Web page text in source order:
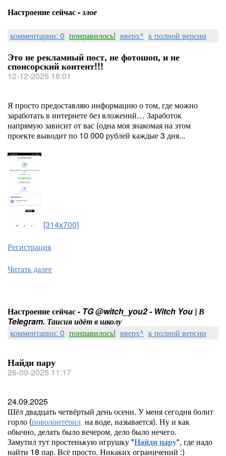
Настроение сейчас -злое
комментарии: 0 понравилось! вверх^ к полной версии
Это не рекламный пост, не фотошоп, и не
спонсорский контент!!!
12-12-2025 18:01
Я просто предоставляю информацию о том, где можно
заработать в интернете без вложений… Заработок
напрямую зависит от вас (одна моя знакомая на этом
проекте выводит по 10 000 рублей каждые 3 дня...
[314x700]
Регистрация
Читать далее
Настроение сейчас - TG @witch_you2 - Witch You | В
Telegram. Таисия идёт в школу
комментарии: 0 понравилось! вверх^ к полной версии
Найди пару
26-09-2025 11:17
24.09.2025
Шёл двадцать четвёртый день осени. У меня сегодня болит
горло (поволонтёрил на воде, называется). Ну и как
обычно, делать было вечером, дело было нечего.
Замутил тут простенькую игрушку "Найди пару", где надо
найти 18 пар. Всё просто. Никаких ограничений :)